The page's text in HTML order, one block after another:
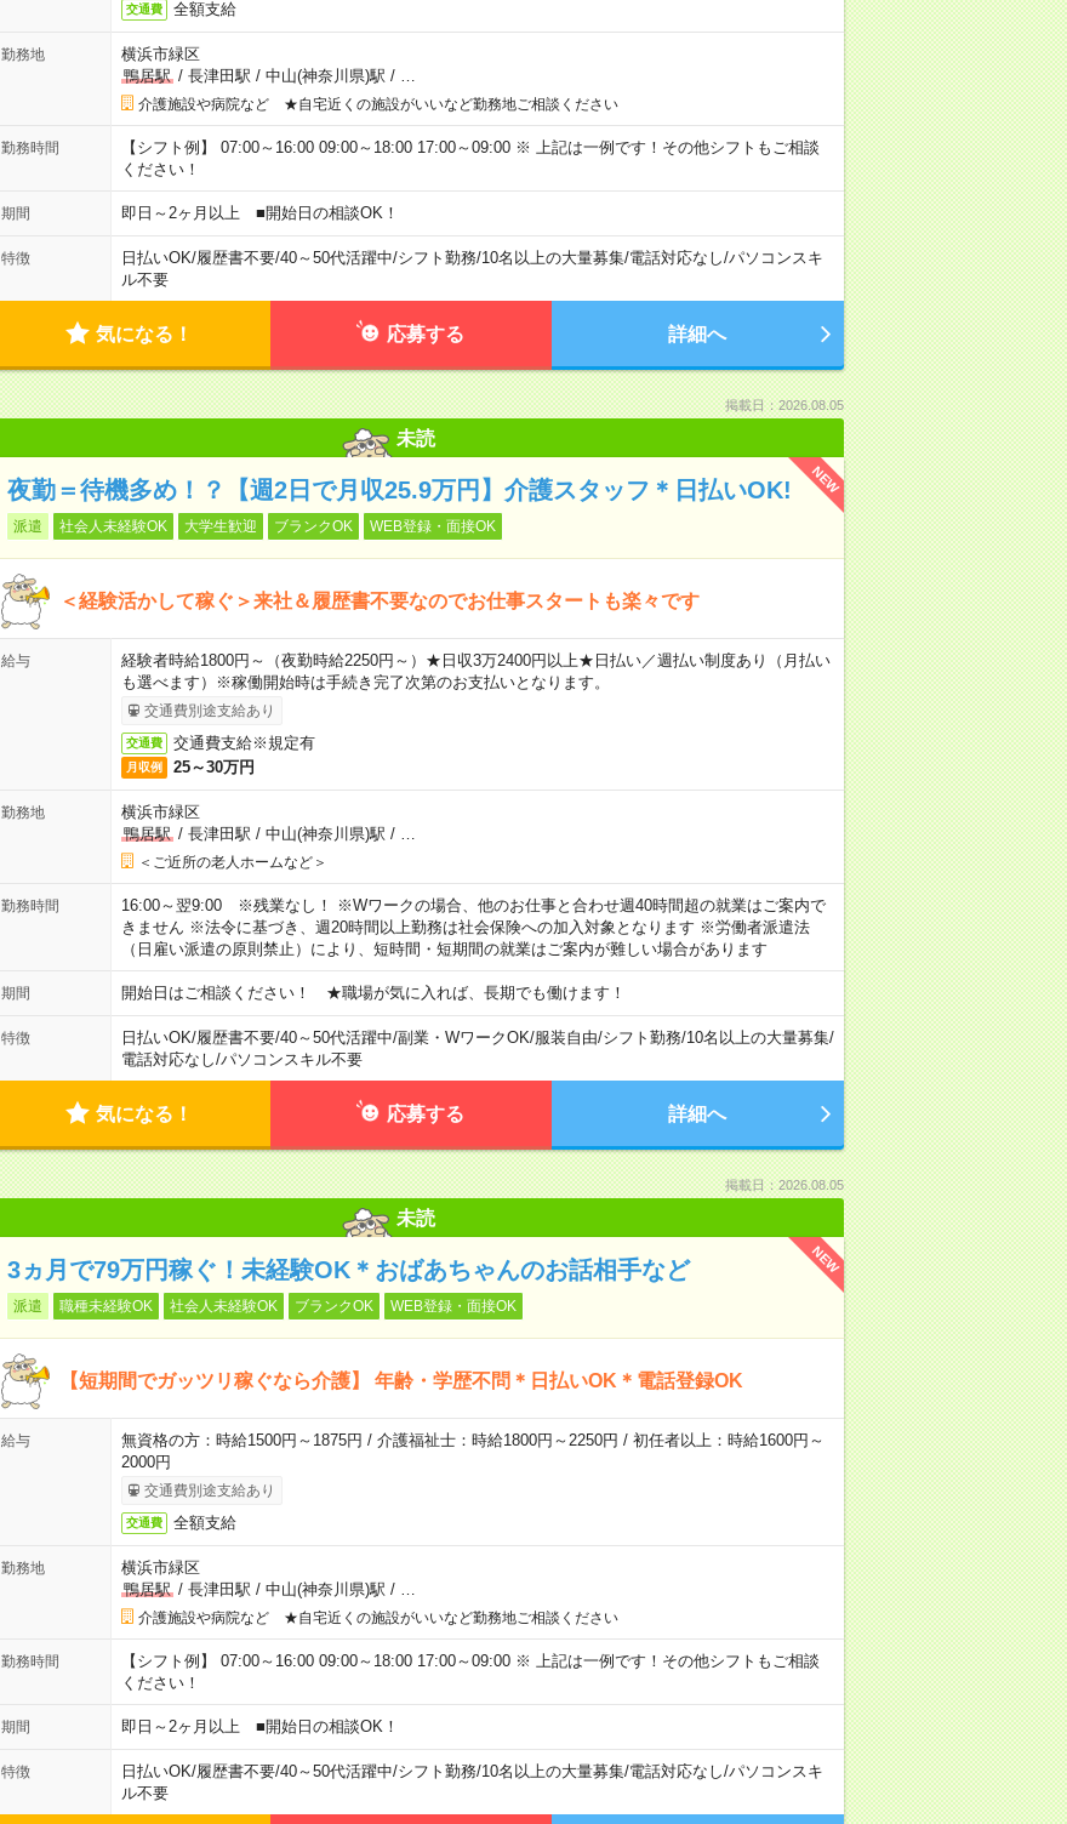
交通費 全額支給
勤務地
横浜市緑区
鴨居駅/ 長津田駅 / 中山(神奈川県)駅 /
介護施設や病院など ★自宅近くの施設がいいなど勤務地ご相談ください
勤務時間
【シフト例】 07:00～16:00 09:00～18:00 17:00～09:00 ※ 上記は一例です！その他シフトもご相談
ください！
期間 即日～2ヶ月以上 ■開始日の相談OK！
特徴 日払いOK/履歴書不要/40～50代活躍中/シフト勤務/10名以上の大量募集/電話対応なし/パソコンスキ
ル不要
気になる！ 応募する 詳細へ
掲載日：2026.08.05
未読
NEW
夜勤＝待機多め！？【週2日で月収25.9万円】介護スタッフ＊日払いOK!
派遣 社会人未経験OK 大学生歓迎 ブランクOK WEB登録・面接OK
＜経験活かして稼ぐ＞来社＆履歴書不要なのでお仕事スタートも楽々です
給与
経験者時給1800円～（夜勤時給2250円～）★日収3万2400円以上★日払い／週払い制度あり（月払い
も選べます）※稼働開始時は手続き完了次第のお支払いとなります。
交通費別途支給あり
交通費 交通費支給※規定有
月収例 25～30万円
勤務地
横浜市緑区
鴨居駅/ 長津田駅 / 中山(神奈川県)駅 /
＜ご近所の老人ホームなど＞
勤務時間
16:00～翌9:00 ※残業なし！ ※Wワークの場合、他のお仕事と合わせ週40時間超の就業はご案内で
きません ※法令に基づき、週20時間以上勤務は社会保険への加入対象となります ※労働者派遣法
（日雇い派遣の原則禁止）により、短時間・短期間の就業はご案内が難しい場合があります
期間 開始日はご相談ください！ ★職場が気に入れば、長期でも働けます！
特徴 日払いOK/履歴書不要/40～50代活躍中/副業・WワークOK/服装自由/シフト勤務/10名以上の大量募集/
電話対応なし/パソコンスキル不要
気になる！ 応募する 詳細へ
掲載日：2026.08.05
未読
NEW
3ヵ月で79万円稼ぐ！未経験OK＊おばあちゃんのお話相手など
派遣 職種未経験OK 社会人未経験OK ブランクOK WEB登録・面接OK
【短期間でガッツリ稼ぐなら介護】 年齢・学歴不問＊日払いOK＊電話登録OK
給与
無資格の方：時給1500円～1875円 / 介護福祉士：時給1800円～2250円 / 初任者以上：時給1600円～
2000円
交通費別途支給あり
交通費 全額支給
勤務地
横浜市緑区
鴨居駅/ 長津田駅 / 中山(神奈川県)駅 /
介護施設や病院など ★自宅近くの施設がいいなど勤務地ご相談ください
勤務時間
【シフト例】 07:00～16:00 09:00～18:00 17:00～09:00 ※ 上記は一例です！その他シフトもご相談
ください！
期間 即日～2ヶ月以上 ■開始日の相談OK！
特徴 日払いOK/履歴書不要/40～50代活躍中/シフト勤務/10名以上の大量募集/電話対応なし/パソコンスキ
ル不要